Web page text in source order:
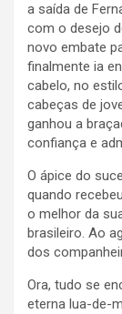
a saída de
com o desejo
novo embate
finalmente ia
cabelo, no
cabeças de
ganhou a
confiança e
O ápice do
quando
o melhor da
brasileiro. Ao
dos
Ora, tudo se
eterna lua-de-